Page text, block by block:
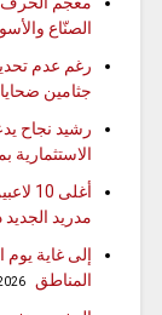
الصنّاع
رغم عدم
جثامين
رشيد نجاح
الاستثمارية
مدريد الجديد
إلى غاية
المناطق